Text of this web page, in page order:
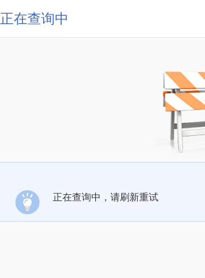
正在查询中
正在查询中，请刷新重试